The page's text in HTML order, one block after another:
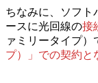
ちなみに、ソフト
ースに光回線の接
ァミリータイプ）
プ）」での契約と